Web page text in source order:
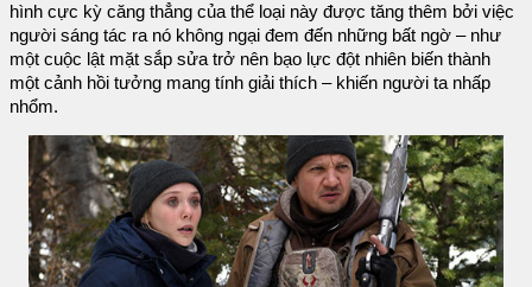
hình cực kỳ căng thẳng của thể loại này được tăng thêm bởi việc
người sáng tác ra nó không ngại đem đến những bất ngờ – như
một cuộc lật mặt sắp sửa trở nên bạo lực đột nhiên biến thành
một cảnh hồi tưởng mang tính giải thích – khiến người ta nhấp
nhổm.